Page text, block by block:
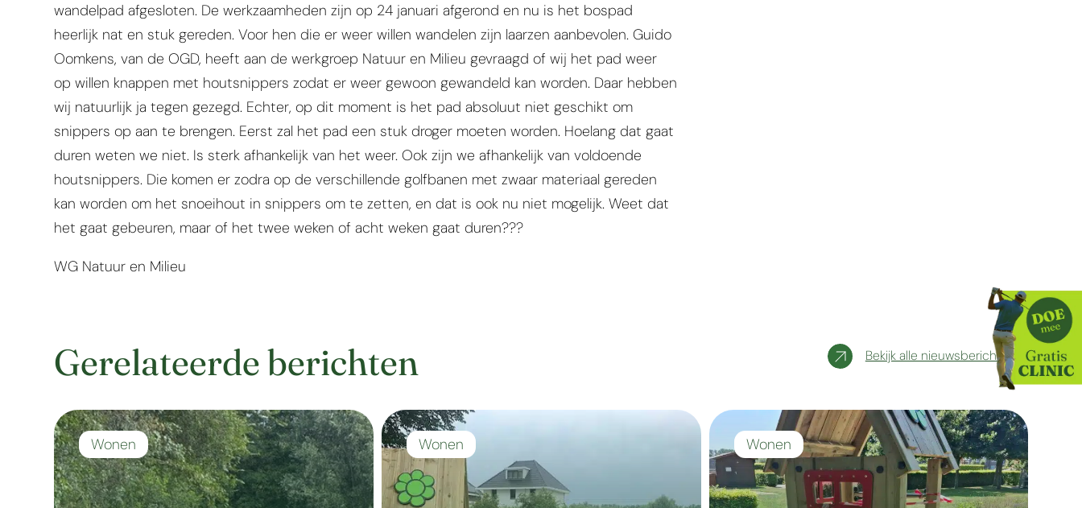
wandelpad afgesloten. De werkzaamheden zijn op 24 januari afgerond en nu is het bospad
heerlijk nat en stuk gereden. Voor hen die er weer willen wandelen zijn laarzen aanbevolen. Guido
Oomkens, van de OGD, heeft aan de werkgroep Natuur en Milieu gevraagd of wij het pad weer
op willen knappen met houtsnippers zodat er weer gewoon gewandeld kan worden. Daar hebben
wij natuurlijk ja tegen gezegd. Echter, op dit moment is het pad absoluut niet geschikt om
snippers op aan te brengen. Eerst zal het pad een stuk droger moeten worden. Hoelang dat gaat
duren weten we niet. Is sterk afhankelijk van het weer. Ook zijn we afhankelijk van voldoende
houtsnippers. Die komen er zodra op de verschillende golfbanen met zwaar materiaal gereden
kan worden om het snoeihout in snippers om te zetten, en dat is ook nu niet mogelijk. Weet dat
het gaat gebeuren, maar of het twee weken of acht weken gaat duren???
WG Natuur en Milieu
Gerelateerde berichten Bekijk alle nieuwsberichten
Wonen Wonen Wonen